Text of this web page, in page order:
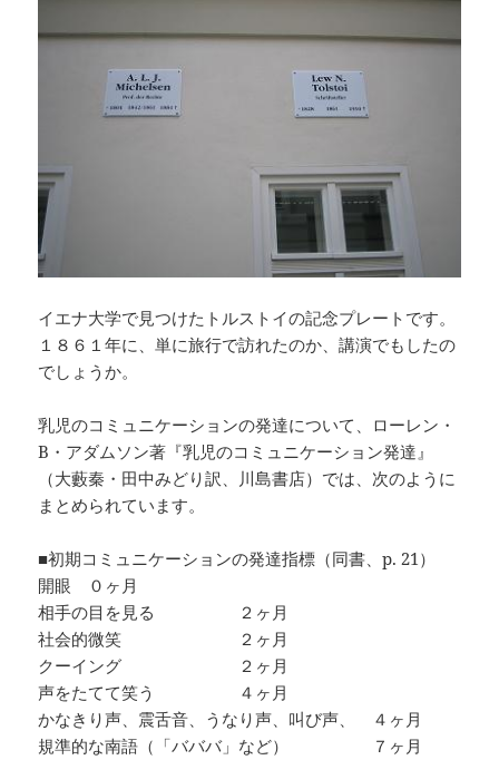
イエナ大学で見つけたトルストイの記念プレートです。
１８６１年に、単に旅行で訪れたのか、講演でもしたの
でしょうか。
乳児のコミュニケーションの発達について、ローレン・
B・アダムソン著『乳児のコミュニケーション発達』
（大藪秦・田中みどり訳、川島書店）では、次のように
まとめられています。
■初期コミュニケーションの発達指標（同書、p. 21）
開眼 ０ヶ月
相手の目を見る ２ヶ月
社会的微笑 ２ヶ月
クーイング ２ヶ月
声をたてて笑う ４ヶ月
かなきり声、震舌音、うなり声、叫び声、 ４ヶ月
規準的な南語（「バババ」など） ７ヶ月